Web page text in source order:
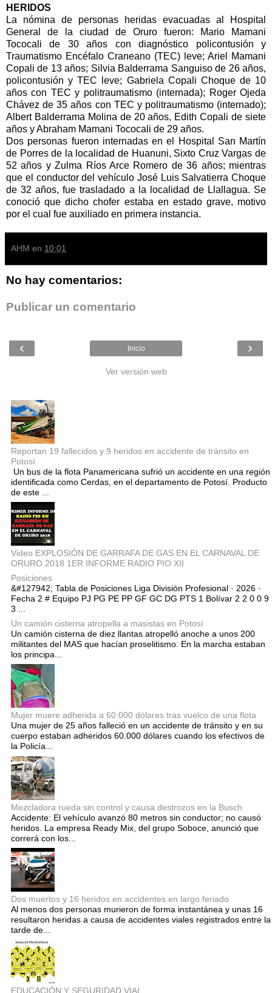
HERIDOS
La nómina de personas heridas evacuadas al Hospital
General de la ciudad de Oruro fueron: Mario Mamani
Tococali de 30 años con diagnóstico policontusión y
Traumatismo Encéfalo Craneano (TEC) leve; Ariel Mamani
Copali de 13 años; Silvia Balderrama Sanguiso de 26 años,
policontusión y TEC leve; Gabriela Copali Choque de 10
años con TEC y politraumatismo (internada); Roger Ojeda
Chávez de 35 años con TEC y politraumatismo (internado);
Albert Balderrama Molina de 20 años, Edith Copali de siete
años y Abraham Mamani Tococali de 29 años.
Dos personas fueron internadas en el Hospital San Martín
de Porres de la localidad de Huanuni, Sixto Cruz Vargas de
52 años y Zulma Ríos Arce Romero de 36 años; mientras
que el conductor del vehículo José Luis Salvatierra Choque
de 32 años, fue trasladado a la localidad de Llallagua. Se
conoció que dicho chofer estaba en estado grave, motivo
por el cual fue auxiliado en primera instancia.
AHM en 10:01
No hay comentarios:
Publicar un comentario
‹ ›
Inicio
Ver versión web
Reportan 19 fallecidos y 9 heridos en accidente de tránsito en
Potosí
Un bus de la flota Panamericana sufrió un accidente en una región
identificada como Cerdas, en el departamento de Potosí. Producto
de este ...
Video EXPLOSIÓN DE GARRAFA DE GAS EN EL CARNAVAL DE
ORURO 2018 1ER INFORME RADIO PIO XII
Posiciones
&#127942; Tabla de Posiciones Liga División Profesional · 2026 ·
Fecha 2 # Equipo PJ PG PE PP GF GC DG PTS 1 Bolívar 2 2 0 0 9
3 ...
Un camión cisterna atropella a masistas en Potosí
Un camión cisterna de diez llantas atropelló anoche a unos 200
militantes del MAS que hacían proselitismo. En la marcha estaban
los principa...
Mujer muere adherida a 60.000 dólares tras vuelco de una flota
Una mujer de 25 años falleció en un accidente de tránsito y en su
cuerpo estaban adheridos 60.000 dólares cuando los efectivos de
la Policía...
Mezcladora rueda sin control y causa destrozos en la Busch
Accidente: El vehículo avanzó 80 metros sin conductor; no causó
heridos. La empresa Ready Mix, del grupo Soboce, anunció que
correrá con los...
Dos muertos y 16 heridos en accidentes en largo feriado
Al menos dos personas murieron de forma instantánea y unas 16
resultaron heridas a causa de accidentes viales registrados entre la
tarde de...
EDUCACIÓN Y SEGURIDAD VIAL